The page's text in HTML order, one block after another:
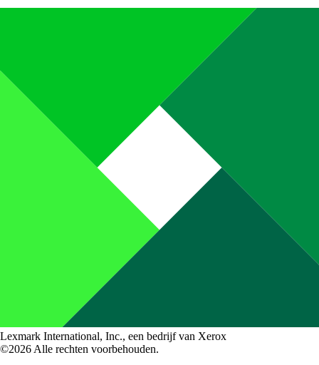
Lexmark International, Inc., een bedrijf van Xerox
©2026 Alle rechten voorbehouden.